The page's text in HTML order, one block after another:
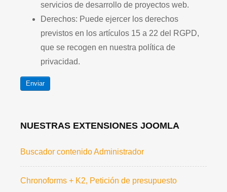
servicios de desarrollo de proyectos web.
Derechos: Puede ejercer los derechos
previstos en los artículos 15 a 22 del RGPD,
que se recogen en nuestra política de
privacidad.
Enviar
NUESTRAS EXTENSIONES JOOMLA
Buscador contenido Administrador
Chronoforms + K2, Petición de presupuesto